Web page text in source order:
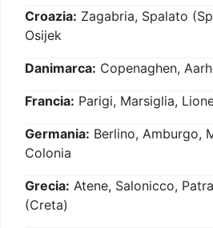
Croazia: Zagabria, Spalato
Osijek
Danimarca: Copenaghen,
Francia: Parigi, Marsiglia,
Germania: Berlino, Amburgo,
Colonia
Grecia: Atene, Salonicco,
(Creta)